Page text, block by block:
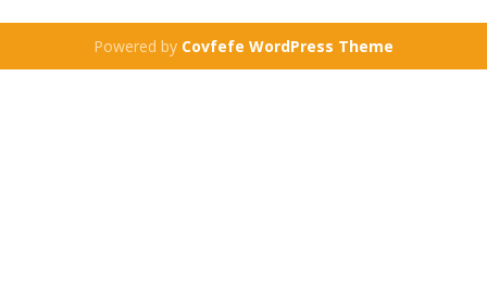
Powered by Covfefe WordPress Theme